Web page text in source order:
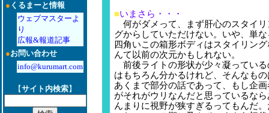
● くるまーと情報
ウェブマスターよ
り
広報&報道記事
●お問い合わせ
info@kurumart.com
【サイト内検索】
■いまさら・・・
何がダメって、まず肝心のスタイリ
グからしていただけない。いや、単な
四角いこの箱形ボディはスタイリング
んて以前の次元かもしれない。
前後ライトの形状が少々凝っている
はもちろん分かるけれど、そんなもの
あくまで部分の話であって、もし企画
がそれがウリなんだと思っているなら
んまりに視野が狭すぎるってもんだ。